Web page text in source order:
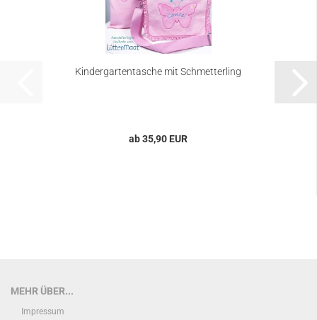
Kindergartentasche mit Schmetterling
ab 35,90 EUR
MEHR ÜBER...
Impressum